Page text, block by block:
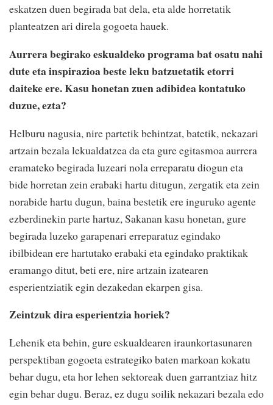
eskatzen duen begirada bat dela, eta alde horretatik
planteatzen ari direla gogoeta hauek.
Aurrera begirako eskualdeko programa bat osatu nahi
dute eta inspirazioa beste leku batzuetatik etorri
daiteke ere. Kasu honetan zuen adibidea kontatuko
duzue, ezta?
Helburu nagusia, nire partetik behintzat, batetik, nekazari
artzain bezala lekualdatzea da eta gure egitasmoa aurrera
eramateko begirada luzeari nola erreparatu diogun eta
bide horretan zein erabaki hartu ditugun, zergatik eta zein
norabide hartu dugun, baina bestetik ere inguruko agente
ezberdinekin parte hartuz, Sakanan kasu honetan, gure
begirada luzeko garapenari erreparatuz egindako
ibilbidean ere hartutako erabaki eta egindako praktikak
eramango ditut, beti ere, nire artzain izatearen
esperientziatik egin dezakedan ekarpen gisa.
Zeintzuk dira esperientzia horiek?
Lehenik eta behin, gure eskualdearen iraunkortasunaren
perspektiban gogoeta estrategiko baten markoan kokatu
behar dugu, eta hor lehen sektoreak duen garrantziaz hitz
egin behar dugu. Beraz, ez dugu soilik nekazari bezala edo